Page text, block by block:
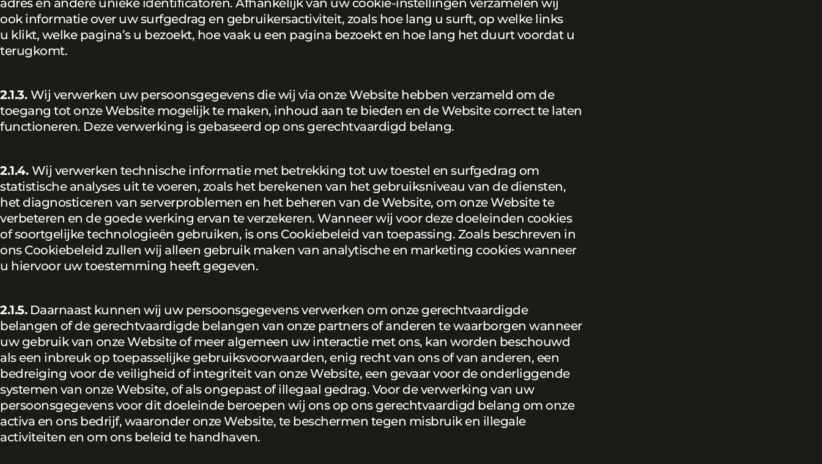
adres en andere unieke identificatoren. Afhankelijk van uw cookie-instellingen verzamelen wij
ook informatie over uw surfgedrag en gebruikersactiviteit, zoals hoe lang u surft, op welke links
u klikt, welke pagina’s u bezoekt, hoe vaak u een pagina bezoekt en hoe lang het duurt voordat u
terugkomt.
2.1.3. Wij verwerken uw persoonsgegevens die wij via onze Website hebben verzameld om de
toegang tot onze Website mogelijk te maken, inhoud aan te bieden en de Website correct te laten
functioneren. Deze verwerking is gebaseerd op ons gerechtvaardigd belang.
2.1.4. Wij verwerken technische informatie met betrekking tot uw toestel en surfgedrag om
statistische analyses uit te voeren, zoals het berekenen van het gebruiksniveau van de diensten,
het diagnosticeren van serverproblemen en het beheren van de Website, om onze Website te
verbeteren en de goede werking ervan te verzekeren. Wanneer wij voor deze doeleinden cookies
of soortgelijke technologieën gebruiken, is ons Cookiebeleid van toepassing. Zoals beschreven in
ons Cookiebeleid zullen wij alleen gebruik maken van analytische en marketing cookies wanneer
u hiervoor uw toestemming heeft gegeven.
2.1.5.Daarnaast kunnen wij uw persoonsgegevens verwerken om onze gerechtvaardigde
belangen of de gerechtvaardigde belangen van onze partners of anderen te waarborgen wanneer
uw gebruik van onze Website of meer algemeen uw interactie met ons, kan worden beschouwd
als een inbreuk op toepasselijke gebruiksvoorwaarden, enig recht van ons of van anderen, een
bedreiging voor de veiligheid of integriteit van onze Website, een gevaar voor de onderliggende
systemen van onze Website, of als ongepast of illegaal gedrag. Voor de verwerking van uw
persoonsgegevens voor dit doeleinde beroepen wij ons op ons gerechtvaardigd belang om onze
activa en ons bedrijf, waaronder onze Website, te beschermen tegen misbruik en illegale
activiteiten en om ons beleid te handhaven.